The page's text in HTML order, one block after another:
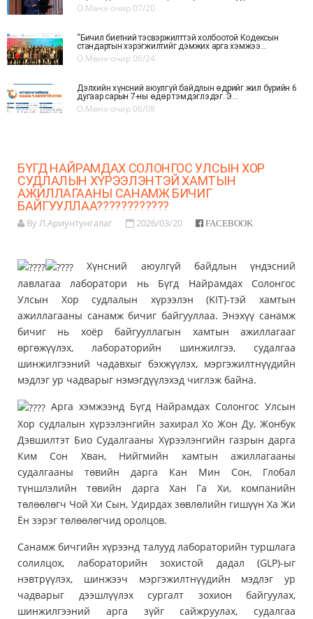
О.Мөнх-очир 07/20
“Бичил биетний тэсвэржилттэй холбоотой Кодексын
стандартын хэрэгжилтийг дэмжих арга хэмжээ...
О.Мөнх-очир 06/24
Дэлхийн хүнсний аюулгүй байдлын өдрийг жил бүрийн 6
дугаар сарын 7-ны өдөр тэмдэглэдэг. Э...
О.Мөнх-очир 06/08
БҮГД НАЙРАМДАХ СОЛОНГОС УЛСЫН ХОР
СУДЛАЛЫН ХҮРЭЭЛЭНТЭЙ ХАМТЫН
АЖИЛЛАГААНЫ САНАМЖ БИЧИГ
БАЙГУУЛЛАА????????????
By Л.Ариунтунгалаг 2026/03/20 FACEBOOK
Хүнсний аюулгүй байдлын үндэсний
лавлагаа лаборатори нь Бүгд Найрамдах Солонгос
Улсын Хор судлалын хүрээлэн (KIT)-тэй хамтын
ажиллагааны санамж бичиг байгууллаа. Энэхүү санамж
бичиг нь хоёр байгууллагын хамтын ажиллагааг
өргөжүүлэх, лабораторийн шинжилгээ, судалгаа
шинжилгээний чадавхыг бэхжүүлэх, мэргэжилтнүүдийн
мэдлэг ур чадварыг нэмэгдүүлэхэд чиглэж байна.
Арга хэмжээнд Бүгд Найрамдах Солонгос Улсын
Хор судлалын хүрээлэнгийн захирал Хо Жон Ду, Жонбук
Дэвшилтэт Био Судалгааны Хүрээлэнгийн газрын дарга
Ким Сон Хван, Нийгмийн хамтын ажиллагааны
судалгааны төвийн дарга Кан Мин Сон, Глобал
түншлэлийн төвийн дарга Хан Га Хи, компанийн
төлөөлөгч Чой Хи Сын, Удирдах зөвлөлийн гишүүн Ха Жи
Ён зэрэг төлөөлөгчид оролцов.
Санамж бичгийн хүрээнд талууд лабораторийн туршлага
солилцох, лабораторийн зохистой дадал (GLP)-ыг
нэвтрүүлэх, шинжээч мэргэжилтнүүдийн мэдлэг ур
чадварыг дээшлүүлэх сургалт зохион байгуулах,
шинжилгээний арга зүйг сайжруулах, судалгаа